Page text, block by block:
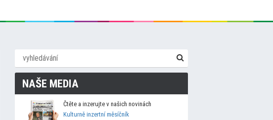
NAŠE MEDIA
Čtěte a inzerujte v našich novinách
Kulturně inzertní měsíčník